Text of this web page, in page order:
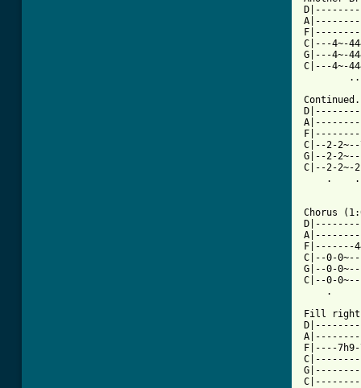
C|---4~-
G|---4~-
C|---4~-
C|--2-
G|--2-
C|--2-2~-
.
Chorus
F|-------
C|--0-
G|--0-
C|--0-
.
Fill right
F|----